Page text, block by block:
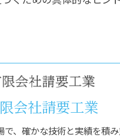
会社請要工業
で、確かな技術と実績を積